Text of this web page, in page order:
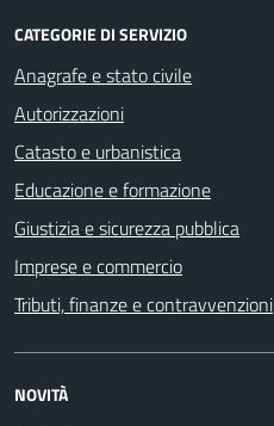
CATEGORIE DI SERVIZIO
Anagrafe e stato civile
Autorizzazioni
Catasto e urbanistica
Educazione e formazione
Giustizia e sicurezza pubblica
Imprese e commercio
Tributi, finanze e contravvenzioni
NOVITÀ